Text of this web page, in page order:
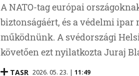
A NATO-tag európai
biztonságáért, és a védelmi ipar
működnünk. A svédországi
követően ezt nyilatkozta Juraj
TASR 2026. 05. 23. | 11:49